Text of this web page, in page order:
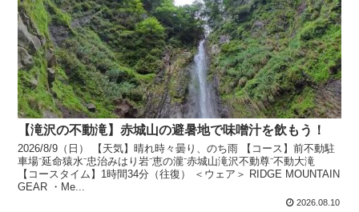
【滝沢の不動滝】赤城山の避暑地で味噌汁を飲もう！
2026/8/9（日） 【天気】晴れ時々曇り、のち雨 【コース】前不動駐
車場⁻延命猿水⁻忠治みはり岩⁻恵の瀧⁻赤城山滝沢不動尊⁻不動大滝
【コースタイム】1時間34分（往復） ＜ウェア＞ RIDGE MOUNTAIN
GEAR ・Me...
2026.08.10